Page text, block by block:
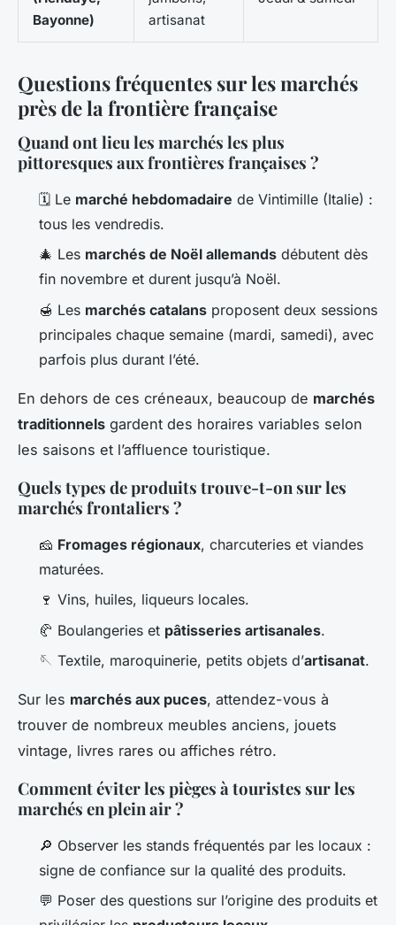
Bayonne)
artisanat
Questions fréquentes sur les marchés
près de la frontière française
Quand ont lieu les marchés les plus
pittoresques aux frontières françaises ?
🗓️ Le marché hebdomadaire de Vintimille (Italie) :
tous les vendredis.
🎄 Les marchés de Noël allemands débutent dès
fin novembre et durent jusqu’à Noël.
🍯 Les marchés catalans proposent deux sessions
principales chaque semaine (mardi, samedi), avec
parfois plus durant l’été.
En dehors de ces créneaux, beaucoup de marchés
traditionnels gardent des horaires variables selon
les saisons et l’affluence touristique.
Quels types de produits trouve-t-on sur les
marchés frontaliers ?
🧀 Fromages régionaux, charcuteries et viandes
maturées.
🍷 Vins, huiles, liqueurs locales.
🥐 Boulangeries et pâtisseries artisanales.
🪡 Textile, maroquinerie, petits objets d’artisanat.
Sur les marchés aux puces, attendez-vous à
trouver de nombreux meubles anciens, jouets
vintage, livres rares ou affiches rétro.
Comment éviter les pièges à touristes sur les
marchés en plein air ?
🔎 Observer les stands fréquentés par les locaux :
signe de confiance sur la qualité des produits.
💬 Poser des questions sur l’origine des produits et